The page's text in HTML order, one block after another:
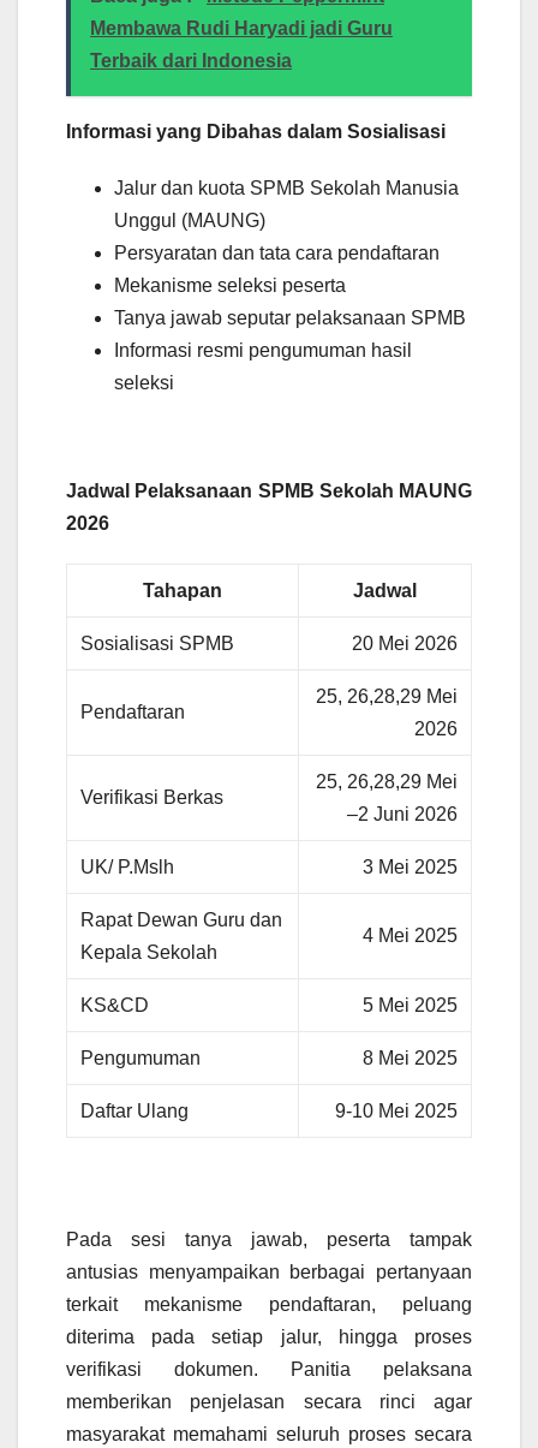
Membawa Rudi Haryadi jadi Guru
Terbaik dari Indonesia
Informasi yang Dibahas dalam Sosialisasi
Jalur dan kuota SPMB Sekolah Manusia
Unggul (MAUNG)
Persyaratan dan tata cara pendaftaran
Mekanisme seleksi peserta
Tanya jawab seputar pelaksanaan SPMB
Informasi resmi pengumuman hasil
seleksi
Jadwal Pelaksanaan SPMB Sekolah MAUNG
2026
Tahapan Jadwal
Sosialisasi SPMB 20 Mei 2026
Pendaftaran
25, 26,28,29 Mei
2026
Verifikasi Berkas
25, 26,28,29 Mei
–2 Juni 2026
UK/ P.Mslh 3 Mei 2025
Rapat Dewan Guru dan
Kepala Sekolah
4 Mei 2025
KS&CD 5 Mei 2025
Pengumuman 8 Mei 2025
Daftar Ulang 9-10 Mei 2025
Pada sesi tanya jawab, peserta tampak
antusias menyampaikan berbagai pertanyaan
terkait mekanisme pendaftaran, peluang
diterima pada setiap jalur, hingga proses
verifikasi dokumen. Panitia pelaksana
memberikan penjelasan secara rinci agar
masyarakat memahami seluruh proses secara